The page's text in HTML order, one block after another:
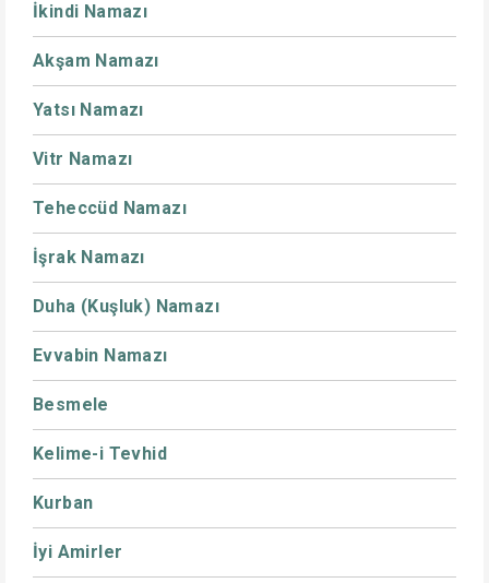
İkindi Namazı
Akşam Namazı
Yatsı Namazı
Vitr Namazı
Teheccüd Namazı
İşrak Namazı
Duha (Kuşluk) Namazı
Evvabin Namazı
Besmele
Kelime-i Tevhid
Kurban
İyi Amirler